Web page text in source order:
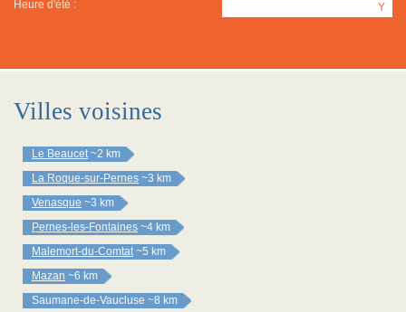
Heure d'été : Y
Villes voisines
Le Beaucet ~2 km
La Roque-sur-Pernes ~3 km
Venasque ~3 km
Pernes-les-Fontaines ~4 km
Malemort-du-Comtat ~5 km
Mazan ~6 km
Saumane-de-Vaucluse ~8 km